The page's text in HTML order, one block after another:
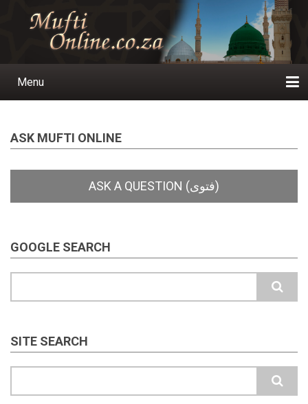
Main
Menu
ASK MUFTI ONLINE
GOOGLE SEARCH
SITE SEARCH